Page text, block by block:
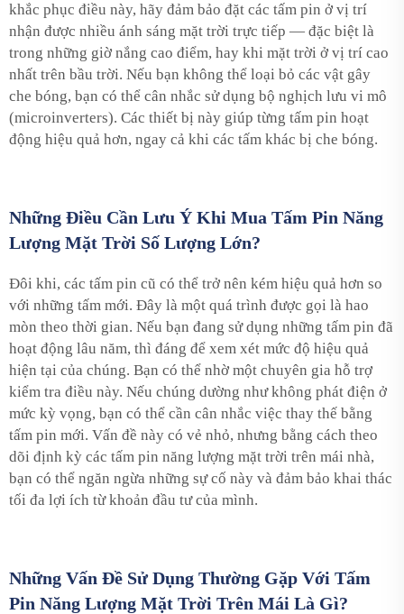
khắc phục điều này, hãy đảm bảo đặt các tấm pin ở vị trí
nhận được nhiều ánh sáng mặt trời trực tiếp — đặc biệt là
trong những giờ nắng cao điểm, hay khi mặt trời ở vị trí cao
nhất trên bầu trời. Nếu bạn không thể loại bỏ các vật gây
che bóng, bạn có thể cân nhắc sử dụng bộ nghịch lưu vi mô
(microinverters). Các thiết bị này giúp từng tấm pin hoạt
động hiệu quả hơn, ngay cả khi các tấm khác bị che bóng.
Những Điều Cần Lưu Ý Khi Mua Tấm Pin Năng
Lượng Mặt Trời Số Lượng Lớn?
Đôi khi, các tấm pin cũ có thể trở nên kém hiệu quả hơn so
với những tấm mới. Đây là một quá trình được gọi là hao
mòn theo thời gian. Nếu bạn đang sử dụng những tấm pin đã
hoạt động lâu năm, thì đáng để xem xét mức độ hiệu quả
hiện tại của chúng. Bạn có thể nhờ một chuyên gia hỗ trợ
kiểm tra điều này. Nếu chúng dường như không phát điện ở
mức kỳ vọng, bạn có thể cần cân nhắc việc thay thế bằng
tấm pin mới. Vấn đề này có vẻ nhỏ, nhưng bằng cách theo
dõi định kỳ các tấm pin năng lượng mặt trời trên mái nhà,
bạn có thể ngăn ngừa những sự cố này và đảm bảo khai thác
tối đa lợi ích từ khoản đầu tư của mình.
Những Vấn Đề Sử Dụng Thường Gặp Với Tấm
Pin Năng Lượng Mặt Trời Trên Mái Là Gì?